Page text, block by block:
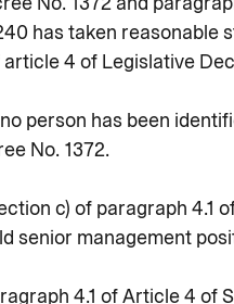
has taken reasonable
4 of Legislative
person has been
No. 1372.
c) of paragraph 4.1
senior management
4.1 of Article 4 of